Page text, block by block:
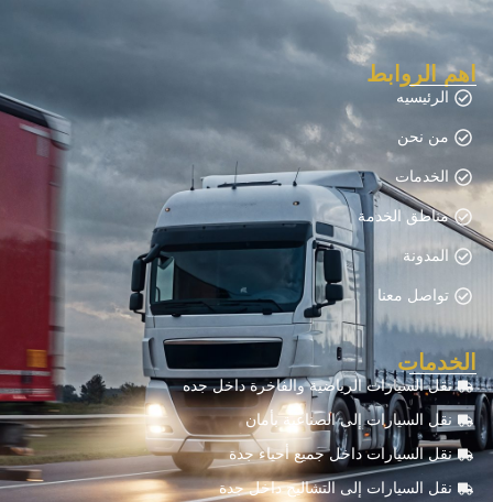
اهم الروابط
الرئيسيه
من نحن
الخدمات
مناطق الخدمة
المدونة
تواصل معنا
الخدمات
نقل السيارات الرياضية والفاخرة داخل جده
نقل السيارات إلى الصناعية بأمان
نقل السيارات داخل جميع أحياء جدة
نقل السيارات إلى التشاليح داخل جدة